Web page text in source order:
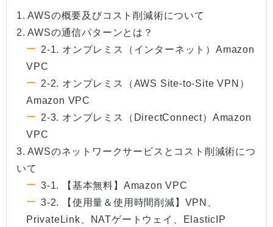
1. AWSの概要及びコスト削減術について
2. AWSの通信パターンとは？
2-1. オンプレミス（インターネット）Amazon
VPC
2-2. オンプレミス（AWS Site-to-Site VPN）
Amazon VPC
2-3. オンプレミス（DirectConnect）Amazon
VPC
3. AWSのネットワークサービスとコスト削減術につ
いて
3-1. 【基本無料】Amazon VPC
3-2. 【使用量＆使用時間削減】VPN、
PrivateLink、NATゲートウェイ、ElasticIP